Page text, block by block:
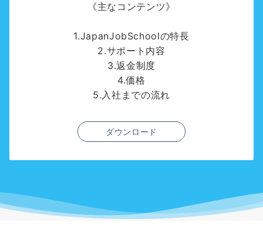
《主なコンテンツ》
1.JapanJobSchoolの特長
2.サポート内容
3.返金制度
4.価格
5.入社までの流れ
ダウンロード